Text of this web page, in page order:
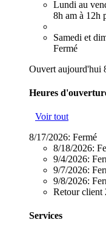
Lundi au
8h am à 12h
Samedi et
Fermé
Ouvert aujourd'hui
Heures
Voir tout
8/17/2026: Fermé
8/18/2026:
9/4/2026:
9/7/2026:
9/8/2026:
Retour client
Services